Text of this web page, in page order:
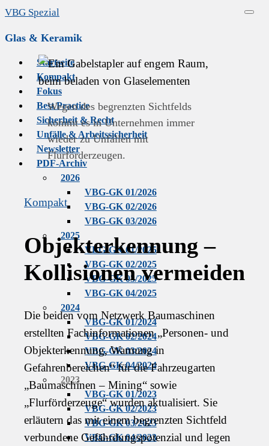
Skip
VBG Spezial
Glas & Keramik
Startseite
Kompakt
Fokus
Best Practice
Sicherheit & Recht
Unfälle & Arbeitssicherheit
Newsletter
PDF-Archiv
2026
VBG-GK 01/2026
VBG-GK 02/2026
VBG-GK 03/2026
2025
VBG-GK 01/2025
VBG-GK 02/2025
VBG-GK 03/2025
VBG-GK 04/2025
2024
VBG-GK 01/2024
VBG-GK 02/2024
VBG-GK 03/2024
VBG-GK 04/2024
2023
VBG-GK 01/2023
VBG-GK 02/2023
VBG-GK 03/2023
VBG-GK 04/2023
Menu
Wegen des begrenzten Sichtfelds
kommt es in Unternehmen immer
wieder zu Unfällen mit
Flurförderzeugen.
Kompakt
Objekterkennung –
Kollisionen vermeiden
Die beiden vom Netzwerk Baumaschinen
erstellten Fachinformationen „Personen- und
Objekterkennung, Warnung in
Gefahrenbereichen“ für die Fahrzeugarten
„Baumaschinen – Mining“ sowie
„Flurförderzeuge“ wurden aktualisiert. Sie
erläutern das mit einem begrenzten Sichtfeld
verbundene Gefährdungspotenzial und legen